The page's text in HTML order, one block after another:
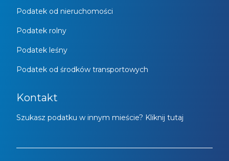
Podatek od nieruchomości
Podatek rolny
Podatek leśny
Podatek od środków transportowych
Kontakt
Szukasz podatku w innym mieście? Kliknij tutaj